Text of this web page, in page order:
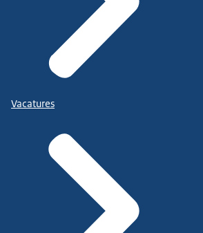
Vacatures